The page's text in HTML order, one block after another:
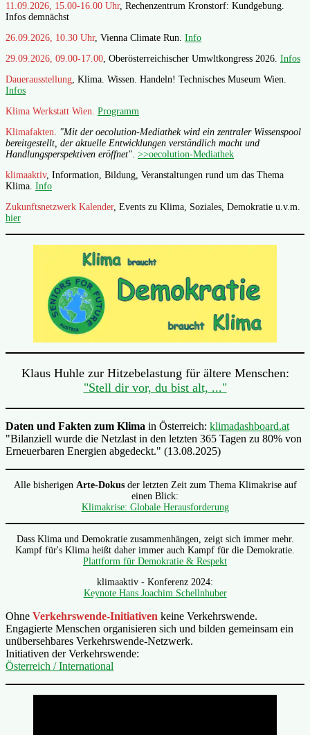
11.09.2026, 15.00-16.00 Uhr, Rechenzentrum Kronstorf: Kundgebung.
Infos demnächst
26.09.2026, 10.30 Uhr, Vienna Climate Run. Info
29.09.2026, 09.00-17.00, Oberösterreichischer Umwltkongress 2026. Infos
Dauerausstellung, Klima. Wissen. Handeln! Technisches Museum Wien.
Infos
Klima Werkstatt Wien. Programm
Klimafakten. "Mit der oecolution-Mediathek wird ein zentraler Wissenspool
bereitgestellt, der aktuelle Entwicklungen verständlich macht und
Handlungsperspektiven eröffnet". >>oecolution-Mediathek
klimaaktiv, Information, Bildung, Veranstaltungen rund um das Thema
Klima. Info
Zukunftsnetzwerk Kalender, Events zu Klima, Soziales, Demokratie u.v.m.
hier
Klaus Huhle zur Hitzebelastung für ältere Menschen:
"Stell dir vor, du bist alt, ..."
Daten und Fakten zum Klima in Österreich: klimadashboard.at
"Bilanziell wurde die Netzlast in den letzten 365 Tagen zu 80% von
Erneuerbaren Energien abgedeckt." (13.08.2025)
Alle bisherigen Arte-Dokusder letzten Zeit zum Thema Klimakrise auf
einen Blick:
Klimakrise: Globale Herausforderung
Dass Klima und Demokratie zusammenhängen, zeigt sich immer mehr.
Kampf für's Klima heißt daher immer auch Kampf für die Demokratie.
Plattform für Demokratie & Respekt
klimaaktiv - Konferenz 2024:
Keynote Hans Joachim Schellnhuber
Ohne Verkehrswende-Initiativen keine Verkehrswende.
Engagierte Menschen organisieren sich und bilden gemeinsam ein
unübersehbares Verkehrswende-Netzwerk.
Initiativen der Verkehrswende:
Österreich / International